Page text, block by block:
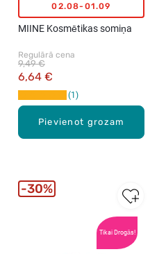
Pievienot grozam
02.08-01.09
MIINE Kosmētikas somiņa
Regulārā cena
6,64 €
9,49 €
1
Tikai Drogās!
30%